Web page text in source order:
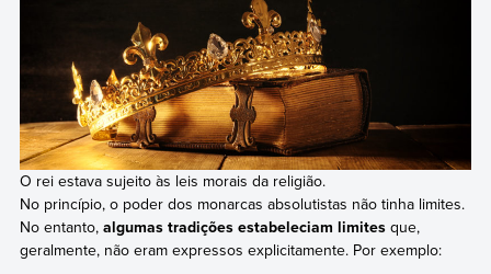
O rei estava sujeito às leis morais da religião.
No princípio, o poder dos monarcas absolutistas não tinha limites.
No entanto, algumas tradições estabeleciam limites que,
geralmente, não eram expressos explicitamente. Por exemplo: